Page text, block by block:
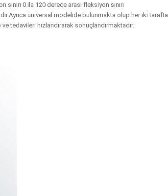
0 ila 120 derece arası fleksiyon sınırı
üniversal modelide bulunmakta olup her iki tarafta
tedavileri hızlandırarak sonuçlandırmaktadır.